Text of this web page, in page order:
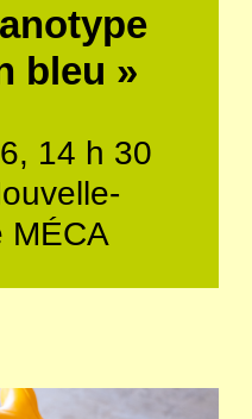
bleu »
14 h 30
MÉCA